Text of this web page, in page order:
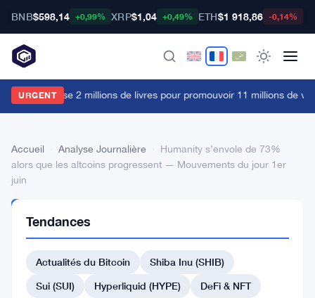
BNB$598,14 +0,99% XRP$1,04 +0,49% ETH$1 918,86 -0,14%
URGENT
FCA dépense 2 millions de livres pour promouvoir 11 millions de
Accueil Analyse Journalière
Humanity s’envole de 73%
alors que les altcoins progressent — Mouvements du jour 1er
juin
JOURNALIÈRE
s’envole
Tendances
Actualités du Bitcoin
Shiba Inu (SHIB)
Sui (SUI)
Hyperliquid (HYPE)
DeFi & NFT